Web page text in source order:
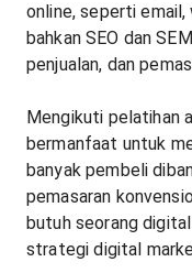
online, seperti
bahkan SEO dan
penjualan, dan
Mengikuti pelatihan
bermanfaat untuk
banyak pembeli
pemasaran
butuh seorang
strategi digital